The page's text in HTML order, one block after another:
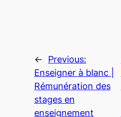
←
Previous:
Enseigner à blanc |
Rémunération des
stages en
enseignement